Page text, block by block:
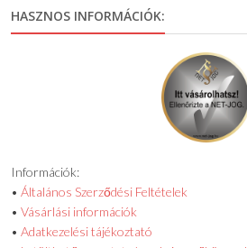
HASZNOS INFORMÁCIÓK:
Információk:
•Általános Szerződési Feltételek
•Vásárlási információk
•Adatkezelési tájékoztató